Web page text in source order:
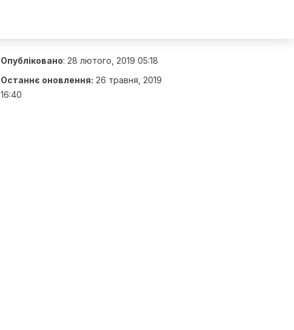
Опубліковано: 28 лютого, 2019 05:18
Останнє оновлення: 26 травня, 2019
16:40